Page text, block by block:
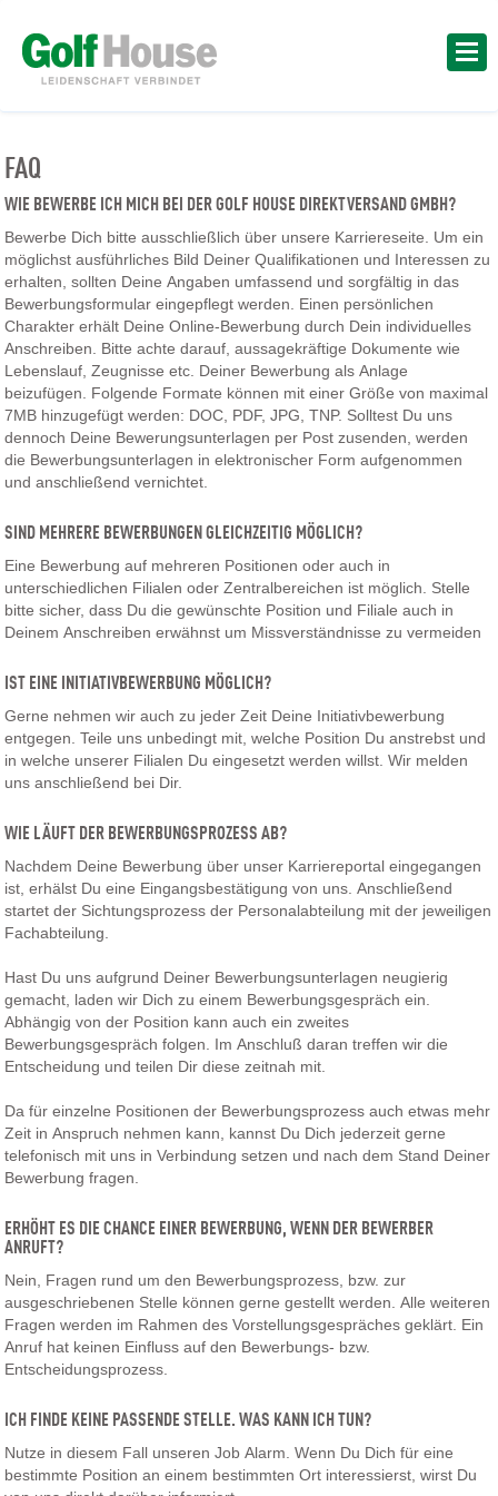
FAQ
WIE BEWERBE ICH MICH BEI DER GOLF HOUSE DIREKTVERSAND GMBH?
Bewerbe Dich bitte ausschließlich über unsere Karriereseite. Um ein
möglichst ausführliches Bild Deiner Qualifikationen und Interessen zu
erhalten, sollten Deine Angaben umfassend und sorgfältig in das
Bewerbungsformular eingepflegt werden. Einen persönlichen
Charakter erhält Deine Online-Bewerbung durch Dein individuelles
Anschreiben. Bitte achte darauf, aussagekräftige Dokumente wie
Lebenslauf, Zeugnisse etc. Deiner Bewerbung als Anlage
beizufügen. Folgende Formate können mit einer Größe von maximal
7MB hinzugefügt werden: DOC, PDF, JPG, TNP. Solltest Du uns
dennoch Deine Bewerungsunterlagen per Post zusenden, werden
die Bewerbungsunterlagen in elektronischer Form aufgenommen
und anschließend vernichtet.
SIND MEHRERE BEWERBUNGEN GLEICHZEITIG MÖGLICH?
Eine Bewerbung auf mehreren Positionen oder auch in
unterschiedlichen Filialen oder Zentralbereichen ist möglich. Stelle
bitte sicher, dass Du die gewünschte Position und Filiale auch in
Deinem Anschreiben erwähnst um Missverständnisse zu vermeiden
IST EINE INITIATIVBEWERBUNG MÖGLICH?
Gerne nehmen wir auch zu jeder Zeit Deine Initiativbewerbung
entgegen. Teile uns unbedingt mit, welche Position Du anstrebst und
in welche unserer Filialen Du eingesetzt werden willst. Wir melden
uns anschließend bei Dir.
WIE LÄUFT DER BEWERBUNGSPROZESS AB?
Nachdem Deine Bewerbung über unser Karriereportal eingegangen
ist, erhälst Du eine Eingangsbestätigung von uns. Anschließend
startet der Sichtungsprozess der Personalabteilung mit der jeweiligen
Fachabteilung.
Hast Du uns aufgrund Deiner Bewerbungsunterlagen neugierig
gemacht, laden wir Dich zu einem Bewerbungsgespräch ein.
Abhängig von der Position kann auch ein zweites
Bewerbungsgespräch folgen. Im Anschluß daran treffen wir die
Entscheidung und teilen Dir diese zeitnah mit.
Da für einzelne Positionen der Bewerbungsprozess auch etwas mehr
Zeit in Anspruch nehmen kann, kannst Du Dich jederzeit gerne
telefonisch mit uns in Verbindung setzen und nach dem Stand Deiner
Bewerbung fragen.
ERHÖHT ES DIE CHANCE EINER BEWERBUNG, WENN DER BEWERBER
ANRUFT?
Nein, Fragen rund um den Bewerbungsprozess, bzw. zur
ausgeschriebenen Stelle können gerne gestellt werden. Alle weiteren
Fragen werden im Rahmen des Vorstellungsgespräches geklärt. Ein
Anruf hat keinen Einfluss auf den Bewerbungs- bzw.
Entscheidungsprozess.
ICH FINDE KEINE PASSENDE STELLE. WAS KANN ICH TUN?
Nutze in diesem Fall unseren Job Alarm. Wenn Du Dich für eine
bestimmte Position an einem bestimmten Ort interessierst, wirst Du